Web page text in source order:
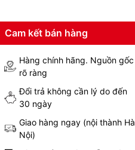
Cam kết bán hàng
Hàng chính hãng. Nguồn gốc
rõ ràng
Đổi trả không cần lý do đến
30 ngày
Giao hàng ngay (nội thành Hà
Nội)